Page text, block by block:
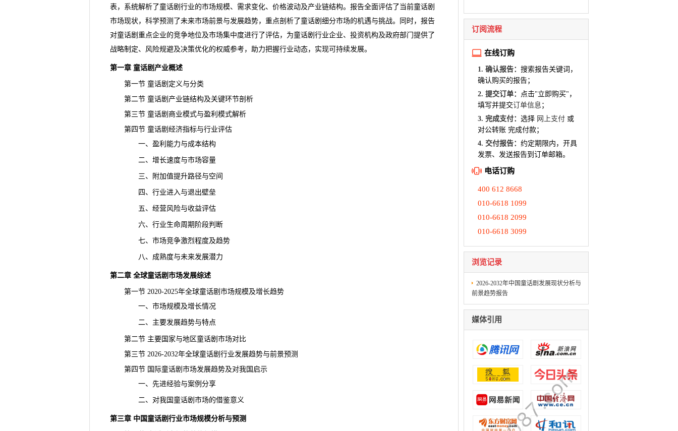
表，系统解析了童话剧行业的市场规模、需求变化、 价格波动及产业链结构。报告全面评估了当前童话剧
市场现状，科学预测了未来市场前景与发展趋势，重点剖析了童话剧细分市场的机遇与挑战。同时，报告
对童话剧重点企业的竞争地位及市场集中度进行了评估，为童话剧行业企业、投资机构及政府部门提供了
战略制定、风险规避及决策优化的权威参考，助力把握行业动态，实现可持续发展。
第一章 童话剧产业概述
第一节 童话剧定义与分类
第二节 童话剧 产业链结构及关键环节剖析
第三节 童话剧商业模式与盈利模式解析
第四节 童话剧经济指标与行业评估
一、盈利能力与成本结构
二、增长速度与市场容量
三、附加值提升路径与空间
四、行业进入与退出壁垒
五、经营风险与收益评估
六、行业生命周期阶段判断
七、市场竞争激烈程度及趋势
八、成熟度与未来发展潜力
第二章 全球童话剧市场发展综述
第一节 2020-2025年全球童话剧市场规模及增长趋势
一、市场规模及增长情况
二、主要发展趋势与特点
第二节 主要国家与地区童话剧市场对比
第三节 2026-2032年全球童话剧行业发展趋势与前景预测
第四节 国际童话剧市场发展趋势及对我国启示
一、先进经验与案例分享
二、对我国童话剧市场的借鉴意义
第三章 中国童话剧行业市场规模分析与预测
订阅流程
在线订购
1. 确认报告： 搜索报告关键词，
确认购买的报告；
2. 提交订单： 点击"立即购买"，
填写并提交订单信息 ；
3. 完成支付： 选择 网上支付 或
对公转账 完成付款；
4. 交付报告： 约定期限内，开具
发票、发送报告到订单邮箱。
电话订购
400 612 8668
010-6618 1099
010-6618 2099
010-6618 3099
浏览记录
2026-2032年中国童话剧发展现状分析与
前景趋势报告
媒体引用